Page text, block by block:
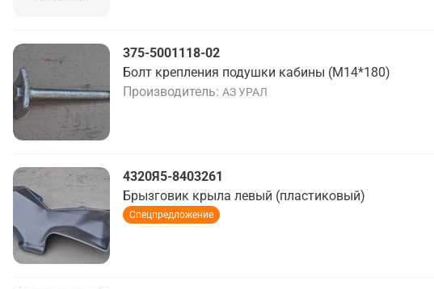
375-5001118-02
Болт крепления подушки кабины (М14*180)
Производитель АЗ УРАЛ
4320Я5-8403261
Брызговик крыла левый (пластиковый)
Спецпредложение